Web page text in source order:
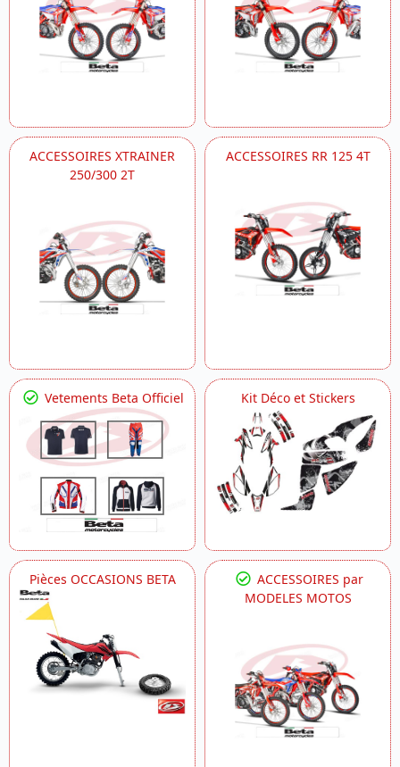
ACCESSOIRES XTRAINER
250/300 2T
ACCESSOIRES RR 125 4T
Vetements Beta Officiel Kit Déco et Stickers
Pièces OCCASIONS BETA
ACCESSOIRES par
MODELES MOTOS